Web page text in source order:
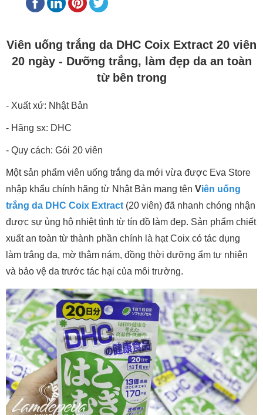
Viên uống trắng da DHC Coix Extract 20 viên
20 ngày - Dưỡng trắng, làm đẹp da an toàn
từ bên trong
- Xuất xứ: Nhật Bản
- Hãng sx: DHC
- Quy cách: Gói 20 viên
Một sản phẩm viên uống trắng da mới vừa được Eva Store
nhập khẩu chính hãng từ Nhật Bản mang tên Viên uống
trắng da DHC Coix Extract (20 viên) đã nhanh chóng nhận
được sự ủng hộ nhiệt tình từ tín đồ làm đẹp. Sản phẩm chiết
xuất an toàn từ thành phần chính là hạt Coix có tác dụng
làm trắng da, mờ thâm nám, đồng thời dưỡng ẩm tự nhiên
và bảo vệ da trước tác hại của môi trường.